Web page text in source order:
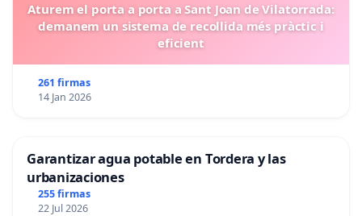
Aturem el porta a porta a Sant Joan de Vilatorrada:
demanem un sistema de recollida més pràctic i
eficient
261 firmas
14 Jan 2026
Garantizar agua potable en Tordera y las
urbanizaciones
255 firmas
22 Jul 2026